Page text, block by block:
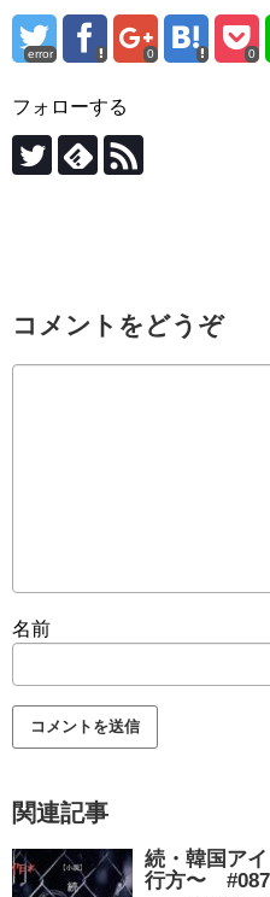
error 0 0
フォローする
コメントをどうぞ
名前
関連記事
続・韓国ア
行方〜 #087